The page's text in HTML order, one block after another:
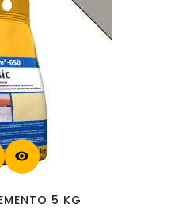
visibility
5 KG